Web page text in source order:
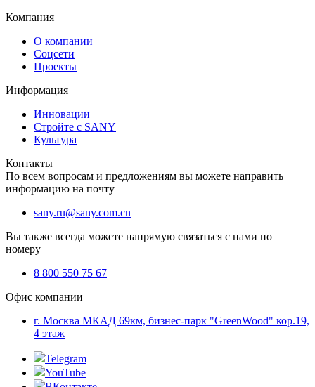
Компания
О компании
Соцсети
Проекты
Информация
Инновации
Стройте с SANY
Культура
Контакты
По всем вопросам и предложениям вы можете направить
информацию на почту
sany.ru@sany.com.cn
Вы также всегда можете напрямую связаться с нами по
номеру
8 800 550 75 67
Офис компании
г. Москва МКАД 69км, бизнес-парк "GreenWood" кор.19,
4 этаж
Telegram
YouTube